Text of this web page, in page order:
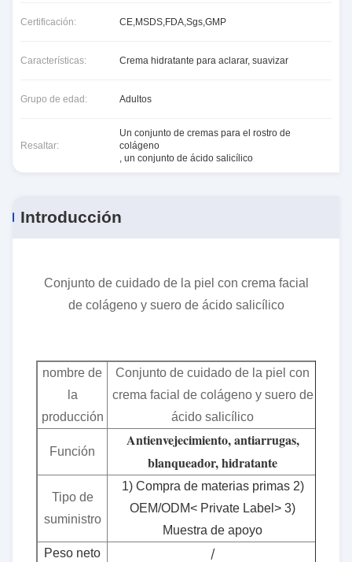
Certificación: CE,MSDS,FDA,Sgs,GMP
Características: Crema hidratante para aclarar, suavizar
Grupo de edad: Adultos
Resaltar:
Un conjunto de cremas para el rostro de
colágeno
, un conjunto de ácido salicílico
Introducción
Conjunto de cuidado de la piel con crema facial
de colágeno y suero de ácido salicílico
nombre de
la
producción
Conjunto de cuidado de la piel con
crema facial de colágeno y suero de
ácido salicílico
Función
Antienvejecimiento, antiarrugas,
blanqueador, hidratante
Tipo de
suministro
1) Compra de materias primas 2)
OEM/ODM< Private Label> 3)
Muestra de apoyo
Peso neto
/